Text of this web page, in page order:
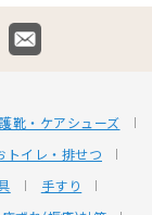
靴・ケアシューズ
トイレ・排せつ
手すり